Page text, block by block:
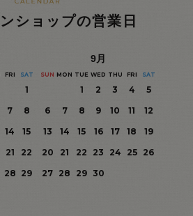
ショップの営業日
FRI SAT
1
7
8
14
15
21
22
28 29
9月
SUN MON TUE WED THU FRI SAT
1 2 3 4
5
6
7 8 9 10 11
12
13
14 15 16 17 18
19
20
21 22 23 24 25
26
27 28 29 30